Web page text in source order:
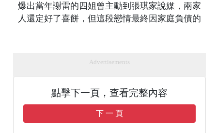
爆出當年謝雷的四姐曾主動到張琪家說媒，兩家
人還定好了喜餅，但這段戀情最終因家庭負債的
Advertisements
點擊下一頁，查看完整內容
下 一 頁